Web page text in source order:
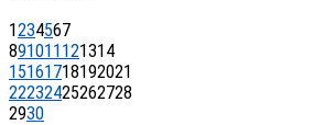
1234567
891011121314
15161718192021
22232425262728
2930